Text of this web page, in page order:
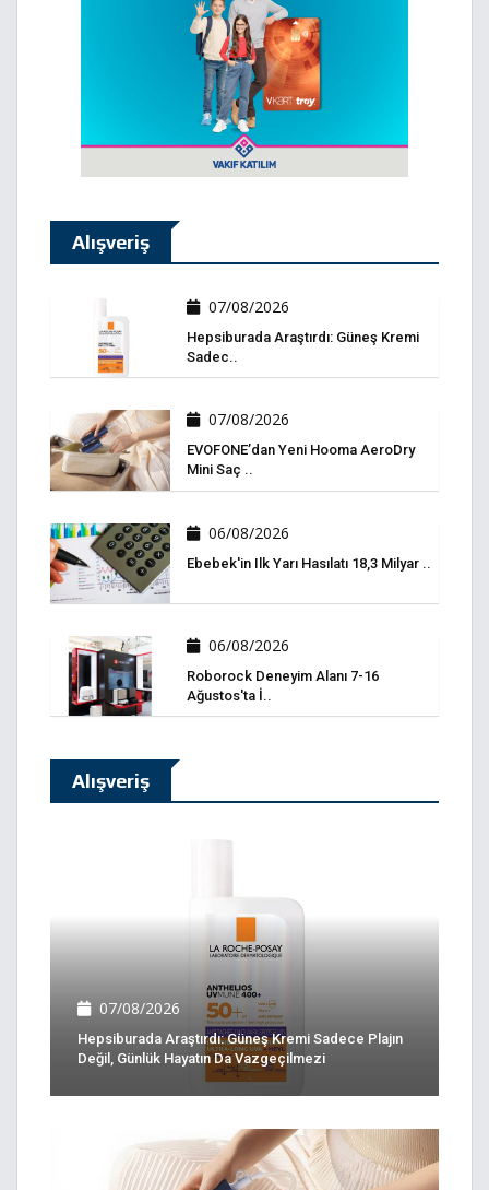
Alışveriş
07/08/2026
Hepsiburada Araştırdı: Güneş Kremi
Sadec..
07/08/2026
EVOFONE’dan Yeni Hooma AeroDry
Mini Saç ..
06/08/2026
Ebebek'in Ilk Yarı Hasılatı 18,3 Milyar ..
06/08/2026
Roborock Deneyim Alanı 7-16
Ağustos'ta İ..
Alışveriş
07/08/2026
Hepsiburada Araştırdı: Güneş Kremi Sadece Plajın
Değil, Günlük Hayatın Da Vazgeçilmezi